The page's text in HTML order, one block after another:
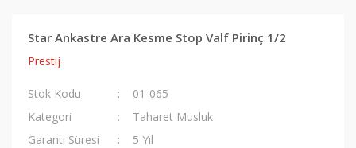
Star Ankastre Ara Kesme Stop Valf Pirinç 1/2
Prestij
Stok Kodu
01-065
Kategori
Taharet Musluk
Garanti Süresi
5 Yıl